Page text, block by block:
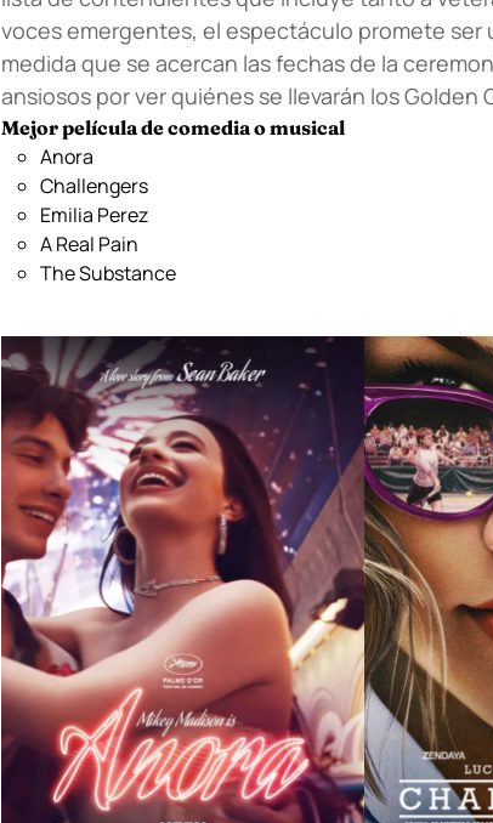
voces emergentes, el espectáculo promete
medida que se acercan las fechas de la
ansiosos por ver quiénes se llevarán los Golden
Mejor película de comedia o musical
Anora
Challengers
Emilia Perez
A Real Pain
The Substance